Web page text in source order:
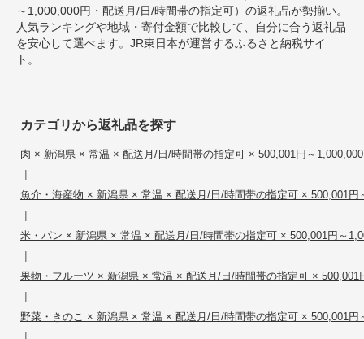
～1,000,000円・配送月/日/時間帯の指定可）の返礼品が勢揃い。
人気ランキングや地域・寄付金額で比較して、自分に合う返礼品
を安心して選べます。JR東日本が運営するふるさと納税サイ
ト。
カテゴリから返礼品を探す
肉 × 新潟県 × 常温 × 配送月/日/時間帯の指定可 × 500,001円～
|
魚介・海産物 × 新潟県 × 常温 × 配送月/日/時間帯の指定可 × 500,001円
|
米・パン × 新潟県 × 常温 × 配送月/日/時間帯の指定可 × 500,001円～
|
果物・フルーツ × 新潟県 × 常温 × 配送月/日/時間帯の指定可 × 500,001
|
野菜・きのこ × 新潟県 × 常温 × 配送月/日/時間帯の指定可 × 500,001円
|